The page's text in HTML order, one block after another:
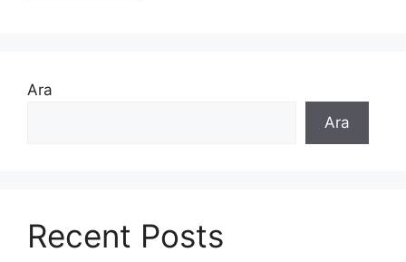
Ara
Ara
Recent Posts